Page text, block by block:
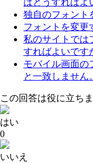
はどうすればよ
独自のフォント
フォントを変更
私のサイトでは
すればよいです
モバイル画面の
と一致しません
この回答は役に立ち
はい
0
いいえ